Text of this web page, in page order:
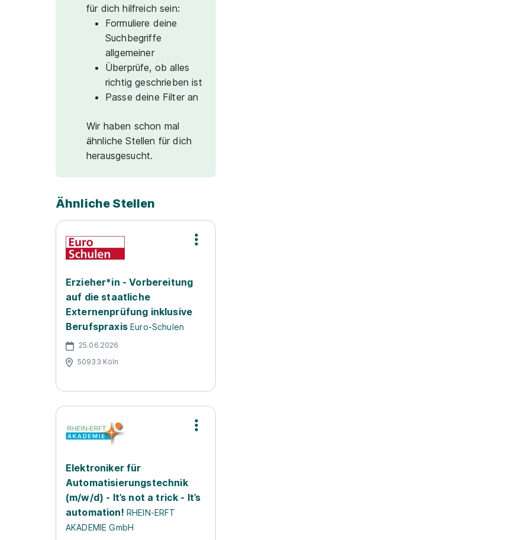
für dich hilfreich sein:
Formuliere deine
Suchbegriffe
allgemeiner
Überprüfe, ob alles
richtig geschrieben ist
Passe deine Filter an
Wir haben schon mal
ähnliche Stellen für dich
herausgesucht.
Ähnliche Stellen
Erzieher*in - Vorbereitung
auf die staatliche
Externenprüfung inklusive
Berufspraxis Euro-Schulen
25.06.2026
50933 Köln
Elektroniker für
Automatisierungstechnik
(m/w/d) - It’s not a trick - It’s
automation! RHEIN-ERFT
AKADEMIE GmbH